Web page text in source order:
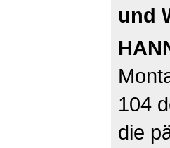
und
104
die